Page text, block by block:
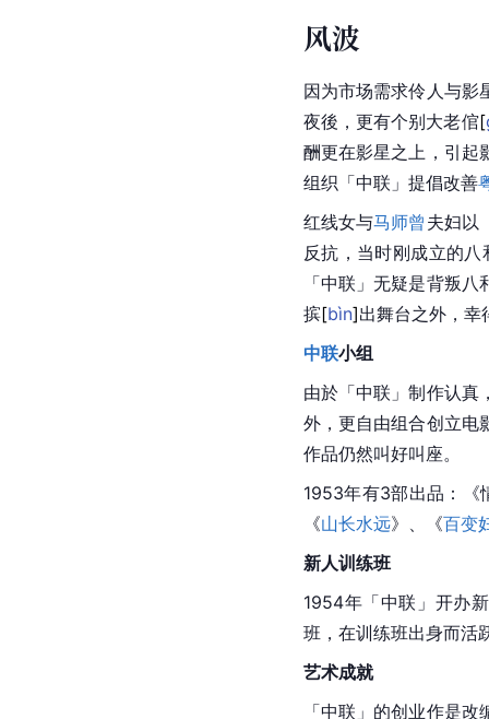
风波
因为市场需求伶人与影
夜後，更有个别大老倌[
酬更在影星之上，引起
组织「中联」提倡改善
红线女与马师曾 夫妇以
反抗，当时刚成立的八
「中联」无疑是背叛
摈[bìn]出舞台之外，幸
中联小组
由於「中联」制作认真
外，更自由组合创立电
作品仍然叫好叫座。
1953年有3部出品：《
《山长水远》、《百变
新人训练班
1954年「中联 」开办
班，在训练班出身而活
艺术成就
「中联」的创业作是